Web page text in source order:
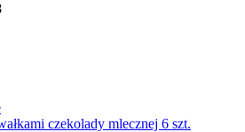
czekolady mlecznej 6 szt.